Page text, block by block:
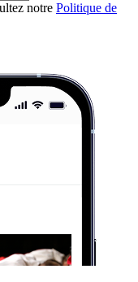
notre Politique de